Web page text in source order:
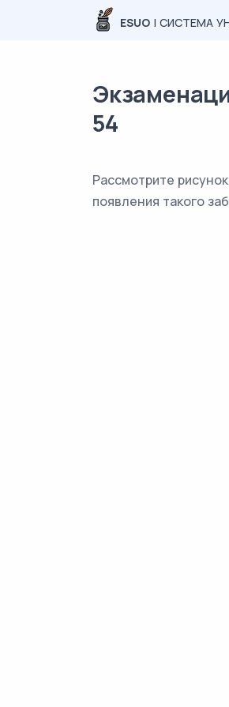
ESUO | СИСТЕМА
54
Рассмотрите
появления такого